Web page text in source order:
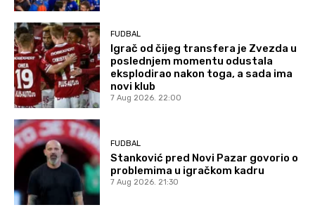
FUDBAL
Igrač od čijeg transfera je Zvezda u
poslednjem momentu odustala
eksplodirao nakon toga, a sada ima
novi klub
7 Aug 2026. 22:00
FUDBAL
Stanković pred Novi Pazar govorio o
problemima u igračkom kadru
7 Aug 2026. 21:30